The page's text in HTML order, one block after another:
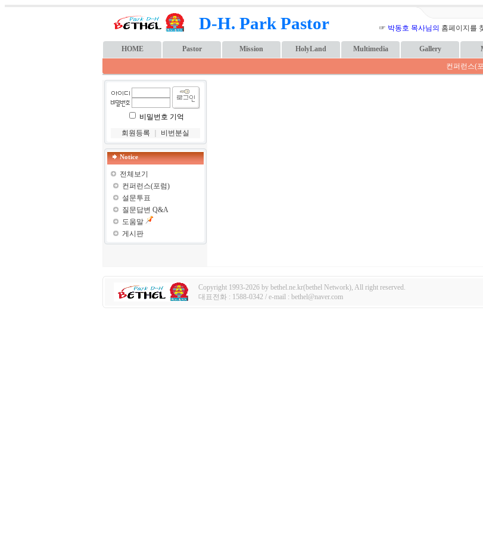
D-H. Park Pastor
☞ 박동호 목사님의 홈페이지를
HOME Pastor Mission HolyLand Multimedia Gallery
컨퍼런스(
비밀번호 기억
회원등록
비번분실
Notice
전체보기
컨퍼런스(포럼)
설문투표
질문답변 Q&A
도움말
게시판
Copyright 1993-2026 by bethel.ne.kr(bethel Network), All right reserved.
대표전화 : 1588-0342 / e-mail : bethel@naver.com